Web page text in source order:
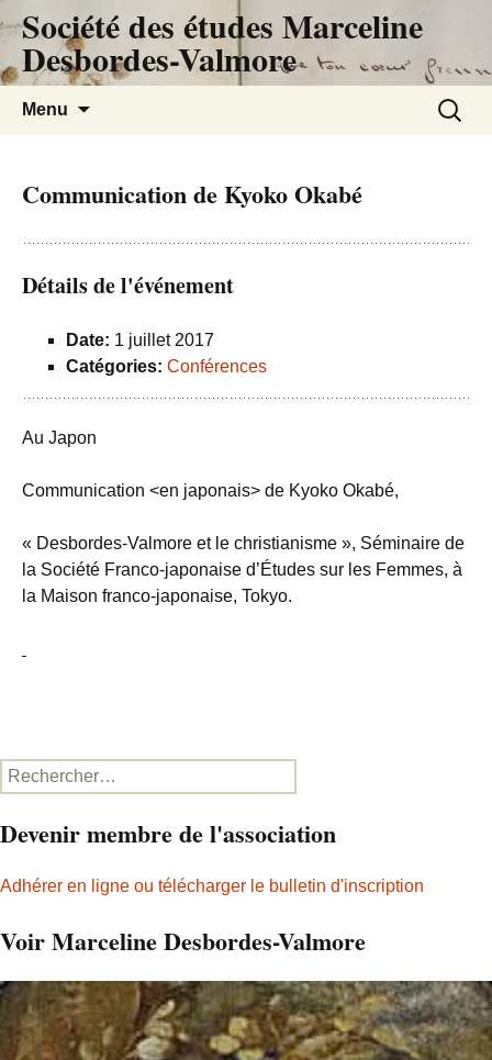
Société des études Marceline
Desbordes-Valmore
Menu
Communication de Kyoko Okabé
Détails de l'événement
Date: 1 juillet 2017
Catégories: Conférences
Au Japon
Communication <en japonais> de Kyoko Okabé,
« Desbordes-Valmore et le christianisme », Séminaire de
la Société Franco-japonaise d’Études sur les Femmes, à
la Maison franco-japonaise, Tokyo.
Rechercher :
Devenir membre de l'association
Adhérer en ligne ou télécharger le bulletin d'inscription
Voir Marceline Desbordes-Valmore